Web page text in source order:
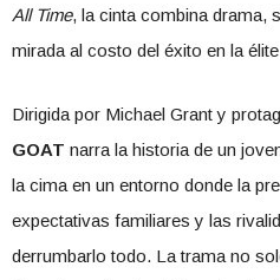
All Time, la cinta combina drama,
mirada al costo del éxito en la
Dirigida por Michael Granty
GOAT narra la historia de un
la cima en un entorno donde la
expectativas familiares y las
derrumbarlo todo. La trama no